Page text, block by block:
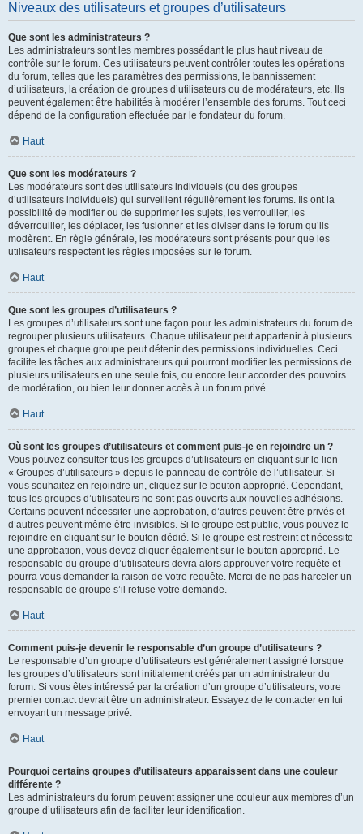
Niveaux des utilisateurs et groupes d’utilisateurs
Que sont les administrateurs ?
Les administrateurs sont les membres possédant le plus haut niveau de
contrôle sur le forum. Ces utilisateurs peuvent contrôler toutes les opérations
du forum, telles que les paramètres des permissions, le bannissement
d’utilisateurs, la création de groupes d’utilisateurs ou de modérateurs, etc. Ils
peuvent également être habilités à modérer l’ensemble des forums. Tout ceci
dépend de la configuration effectuée par le fondateur du forum.
Haut
Que sont les modérateurs ?
Les modérateurs sont des utilisateurs individuels (ou des groupes
d’utilisateurs individuels) qui surveillent régulièrement les forums. Ils ont la
possibilité de modifier ou de supprimer les sujets, les verrouiller, les
déverrouiller, les déplacer, les fusionner et les diviser dans le forum qu’ils
modèrent. En règle générale, les modérateurs sont présents pour que les
utilisateurs respectent les règles imposées sur le forum.
Haut
Que sont les groupes d’utilisateurs ?
Les groupes d’utilisateurs sont une façon pour les administrateurs du forum de
regrouper plusieurs utilisateurs. Chaque utilisateur peut appartenir à plusieurs
groupes et chaque groupe peut détenir des permissions individuelles. Ceci
facilite les tâches aux administrateurs qui pourront modifier les permissions de
plusieurs utilisateurs en une seule fois, ou encore leur accorder des pouvoirs
de modération, ou bien leur donner accès à un forum privé.
Haut
Où sont les groupes d’utilisateurs et comment puis-je en rejoindre un ?
Vous pouvez consulter tous les groupes d’utilisateurs en cliquant sur le lien
« Groupes d’utilisateurs » depuis le panneau de contrôle de l’utilisateur. Si
vous souhaitez en rejoindre un, cliquez sur le bouton approprié. Cependant,
tous les groupes d’utilisateurs ne sont pas ouverts aux nouvelles adhésions.
Certains peuvent nécessiter une approbation, d’autres peuvent être privés et
d’autres peuvent même être invisibles. Si le groupe est public, vous pouvez le
rejoindre en cliquant sur le bouton dédié. Si le groupe est restreint et nécessite
une approbation, vous devez cliquer également sur le bouton approprié. Le
responsable du groupe d’utilisateurs devra alors approuver votre requête et
pourra vous demander la raison de votre requête. Merci de ne pas harceler un
responsable de groupe s’il refuse votre demande.
Haut
Comment puis-je devenir le responsable d’un groupe d’utilisateurs ?
Le responsable d’un groupe d’utilisateurs est généralement assigné lorsque
les groupes d’utilisateurs sont initialement créés par un administrateur du
forum. Si vous êtes intéressé par la création d’un groupe d’utilisateurs, votre
premier contact devrait être un administrateur. Essayez de le contacter en lui
envoyant un message privé.
Haut
Pourquoi certains groupes d’utilisateurs apparaissent dans une couleur
différente ?
Les administrateurs du forum peuvent assigner une couleur aux membres d’un
groupe d’utilisateurs afin de faciliter leur identification.